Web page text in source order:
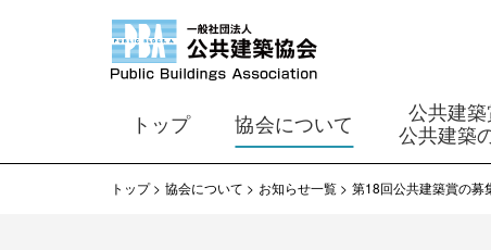
トップ 協会について
公共建築
公共建築
トップ 協会について お知らせ一覧 第18回公共建築賞の募